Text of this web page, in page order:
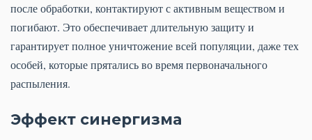
после обработки, контактируют с активным веществом и
погибают. Это обеспечивает длительную защиту и
гарантирует полное уничтожение всей популяции, даже тех
особей, которые прятались во время первоначального
распыления.
Эффект синергизма